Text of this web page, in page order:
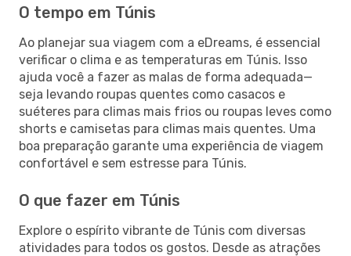
O tempo em Túnis
Ao planejar sua viagem com a eDreams, é essencial
verificar o clima e as temperaturas em Túnis. Isso
ajuda você a fazer as malas de forma adequada—
seja levando roupas quentes como casacos e
suéteres para climas mais frios ou roupas leves como
shorts e camisetas para climas mais quentes. Uma
boa preparação garante uma experiência de viagem
confortável e sem estresse para Túnis.
O que fazer em Túnis
Explore o espírito vibrante de Túnis com diversas
atividades para todos os gostos. Desde as atrações